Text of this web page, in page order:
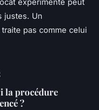
expérimenté peut
justes. Un
pas comme celui
la procédure
?